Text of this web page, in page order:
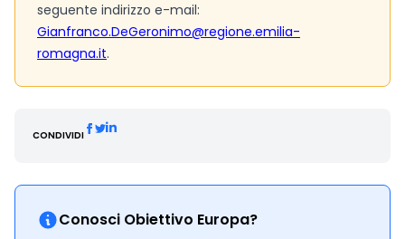
seguente indirizzo e-mail:
Gianfranco.DeGeronimo@regione.emilia-
romagna.it.
CONDIVIDI
Conosci Obiettivo Europa?